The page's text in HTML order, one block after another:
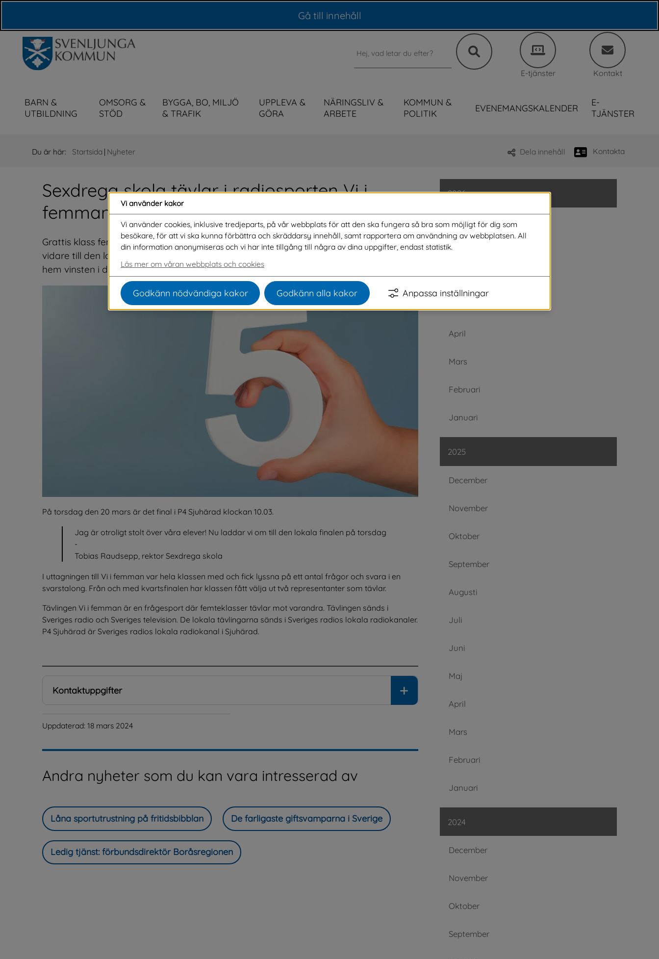
Gå till innehåll
Sök
E-tjänster Kontakt
BARN &
UTBILDNING
OMSORG &
STÖD
BYGGA, BO, MILJÖ
& TRAFIK
UPPLEVA &
GÖRA
NÄRINGSLIV &
ARBETE
KOMMUN &
POLITIK
EVENEMANGSKALENDER
E-
TJÄNSTER
Du är här: Startsida | Nyheter Dela innehåll Kontakta
Sexdrega skola tävlar i radiosporten Vi i
femman
Grattis klass fem på Sexdrega skola! Efter en mycket spännande semifinal är klassen
vidare till den lokala finalen av Vi i femman. I dag tog klass fem på Sexdrega skola
hem vinsten i den första semifinalen av Sjuhärads lokala Vi i femman.
På torsdag den 20 mars är det final i P4 Sjuhärad klockan 10.03.
Jag är otroligt stolt över våra elever! Nu laddar vi om till den lokala finalen på torsdag
-
Tobias Raudsepp, rektor Sexdrega skola
I uttagningen till Vi i femman var hela klassen med och fick lyssna på ett antal frågor och svara i en
svarstalong. Från och med kvartsfinalen har klassen fått välja ut två representanter som tävlar.
Tävlingen Vi i femman är en frågesport där femteklasser tävlar mot varandra. Tävlingen sänds i
Sveriges radio och Sveriges television. De lokala tävlingarna sänds i Sveriges radios lokala radiokanaler.
P4 Sjuhärad är Sveriges radios lokala radiokanal i Sjuhärad.
Kontaktuppgifter
Uppdaterad: 18 mars 2024
Andra nyheter som du kan vara intresserad av
Låna sportutrustning på fritidsbibblan De farligaste giftsvamparna i Sverige
Ledig tjänst: förbundsdirektör Boråsregionen
2026
Augusti
Juli
Juni
April
Mars
Februari
Januari
2025
December
November
Oktober
September
Augusti
Juli
Juni
Maj
April
Mars
Februari
Januari
2024
December
November
Oktober
September
Vi använder kakor
Vi använder cookies, inklusive tredjeparts, på vår webbplats för att den ska fungera så bra som möjligt för dig som
besökare, för att vi ska kunna förbättra och skräddarsy innehåll, samt rapportera om användning av webbplatsen. All
din information anonymiseras och vi har inte tillgång till några av dina uppgifter, endast statistik.
Läs mer om våran webbplats och cookies
Godkänn nödvändiga kakor Godkänn alla kakor Anpassa inställningar